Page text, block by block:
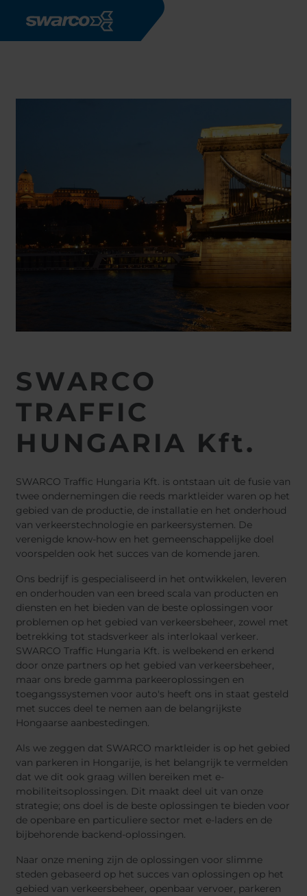
Bedrijven SWARCO TRAFFIC HUNGARIA Kft.
SWARCO
TRAFFIC
HUNGARIA Kft.
SWARCO Traffic Hungaria Kft. is ontstaan uit de fusie van
twee ondernemingen die reeds marktleider waren op het
gebied van de productie, de installatie en het onderhoud
van verkeerstechnologie en parkeersystemen. De
verenigde know-how en het gemeenschappelijke doel
voorspelden ook het succes van de komende jaren.
Ons bedrijf is gespecialiseerd in het ontwikkelen, leveren
en onderhouden van een breed scala van producten en
diensten en het bieden van de beste oplossingen voor
problemen op het gebied van verkeersbeheer, zowel met
betrekking tot stadsverkeer als interlokaal verkeer.
SWARCO Traffic Hungaria Kft. is welbekend en erkend
door onze partners op het gebied van verkeersbeheer,
maar ons brede gamma parkeeroplossingen en
toegangssystemen voor auto's heeft ons in staat gesteld
met succes deel te nemen aan de belangrijkste
Hongaarse aanbestedingen.
Als we zeggen dat SWARCO marktleider is op het gebied
van parkeren in Hongarije, is het belangrijk te vermelden
dat we dit ook graag willen bereiken met e-
mobiliteitsoplossingen. Dit maakt deel uit van onze
strategie; ons doel is de beste oplossingen te bieden voor
de openbare en particuliere sector met e-laders en de
bijbehorende backend-oplossingen.
Naar onze mening zijn de oplossingen voor slimme
steden gebaseerd op het succes van oplossingen op het
gebied van verkeersbeheer, openbaar vervoer, parkeren